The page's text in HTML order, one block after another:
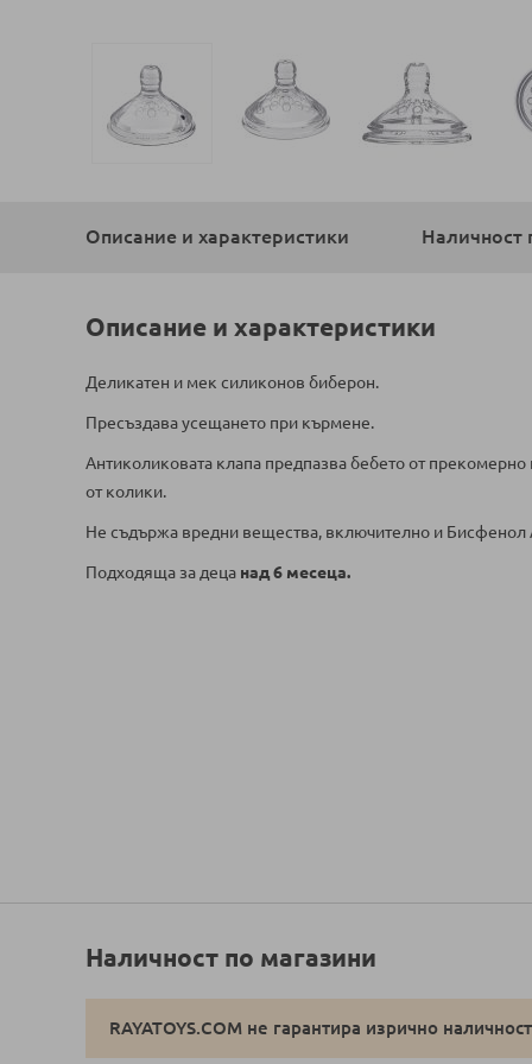
на
снимки
Описание и характеристики Наличност
Описание и характеристики
Деликатен и мек силиконов биберон.
Пресъздава усещането при кърмене.
Антиколиковата клапа предпазва бебето от
от колики.
Не съдържа вредни вещества, включително и Бисфенол
Подходяща за деца над 6 месеца.
Наличност по магазини
RAYATOYS.COM не гарантира изрично